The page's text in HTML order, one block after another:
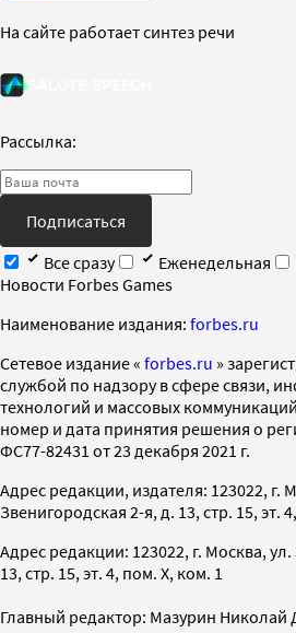
На сайте работает синтез речи
Рассылка:
Подписаться
Все сразу
Еженедельная
Новости Forbes Games
Наименование издания: forbes.ru
Cетевое издание « forbes.ru »
службой по надзору в сфере связи,
технологий и массовых
номер и дата принятия решения о
ФС77-82431 от 23 декабря 2021 г.
Адрес редакции, издателя: 123022, г.
Звенигородская 2-я, д. 13, стр. 15, эт.
Адрес редакции: 123022, г. Москва,
13, стр. 15, эт. 4, пом. X, ком. 1
Главный редактор: Мазурин Николай